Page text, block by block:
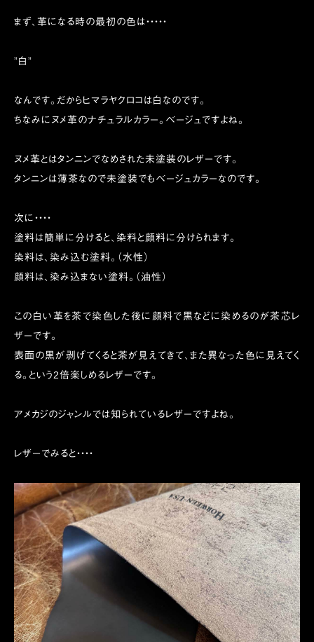
まず、革になる時の最初の色は・・・・・
”白”
なんです。だからヒマラヤクロコは白なのです。
ちなみにヌメ革のナチュラルカラー。ベージュですよね。
ヌメ革とはタンニンでなめされた未塗装のレザーです。
タンニンは薄茶なので未塗装でもベージュカラーなのです。
次に・・・・
塗料は簡単に分けると、染料と顔料に分けられます。
染料は、染み込む塗料。（水性）
顔料は、染み込まない塗料。（油性）
この白い革を茶で染色した後に顔料で黒などに染めるのが茶芯レ
ザーです。
表面の黒が剥げてくると茶が見えてきて、また異なった色に見えてく
る。という2倍楽しめるレザーです。
アメカジのジャンルでは知られているレザーですよね。
レザーでみると・・・・